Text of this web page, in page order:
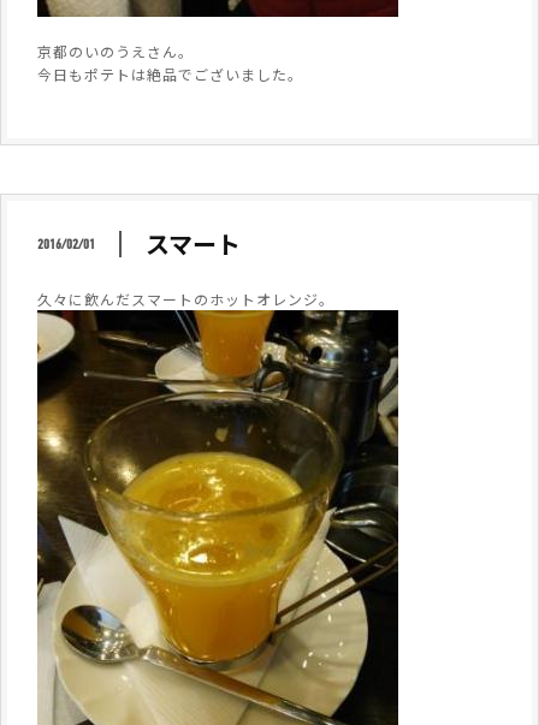
京都のいのうえさん。
今日もポテトは絶品でございました。
2016/02/01 スマート
久々に飲んだスマートのホットオレンジ。